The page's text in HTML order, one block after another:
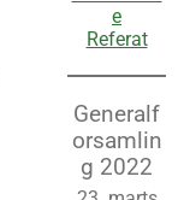
e
Referat
Generalf
orsamlin
g 2022